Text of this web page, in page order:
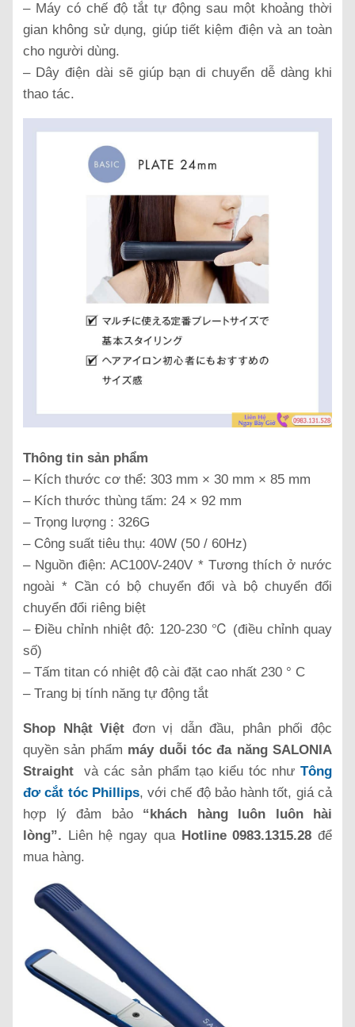
– Máy có chế độ tắt tự động sau một khoảng thời
gian không sử dụng, giúp tiết kiệm điện và an toàn
cho người dùng.
– Dây điện dài sẽ giúp bạn di chuyển dễ dàng khi
thao tác.
Thông tin sản phẩm
– Kích thước cơ thể: 303 mm × 30 mm × 85 mm
– Kích thước thùng tấm: 24 × 92 mm
– Trọng lượng : 326G
– Công suất tiêu thụ: 40W (50 / 60Hz)
– Nguồn điện: AC100V-240V * Tương thích ở nước
ngoài * Cần có bộ chuyển đổi và bộ chuyển đổi
chuyển đổi riêng biệt
– Điều chỉnh nhiệt độ: 120-230 ℃ (điều chỉnh quay
số)
– Tấm titan có nhiệt độ cài đặt cao nhất 230 ° C
– Trang bị tính năng tự động tắt
Shop Nhật Việt đơn vị dẫn đầu, phân phối độc
quyền sản phẩm máy duỗi tóc đa năng SALONIA
Straight
và các sản phẩm tạo kiểu tóc nhưTông
đơ cắt tóc Phillips, với chế độ bảo hành tốt, giá cả
hợp lý đảm bảo “khách hàng luôn luôn hài
lòng”.
Liên hệ ngay qua Hotline 0983.1315.28 để
mua hàng.